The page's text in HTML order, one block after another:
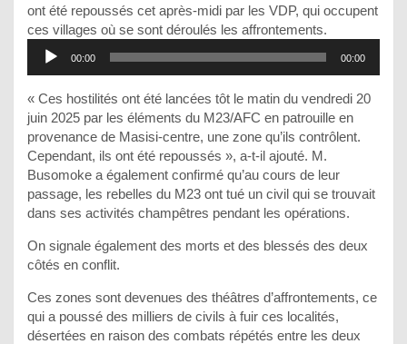
ont été repoussés cet après-midi par les VDP, qui occupent
ces villages où se sont déroulés les affrontements.
00:00 00:00
« Ces hostilités ont été lancées tôt le matin du vendredi 20
juin 2025 par les éléments du M23/AFC en patrouille en
provenance de Masisi-centre, une zone qu’ils contrôlent.
Cependant, ils ont été repoussés », a-t-il ajouté. M.
Busomoke a également confirmé qu’au cours de leur
passage, les rebelles du M23 ont tué un civil qui se trouvait
dans ses activités champêtres pendant les opérations.
On signale également des morts et des blessés des deux
côtés en conflit.
Ces zones sont devenues des théâtres d’affrontements, ce
qui a poussé des milliers de civils à fuir ces localités,
désertées en raison des combats répétés entre les deux